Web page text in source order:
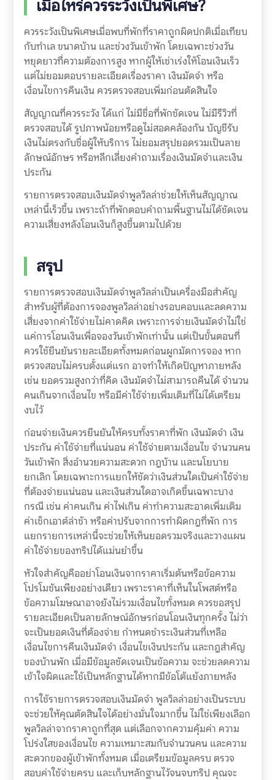
เมื่อไหร่ควรระวังเป็นพิเศษ?
ควรระวังเป็นพิเศษเมื่อพบที่พักที่ราคาถูกผิดปกติเมื่อเทียบ
กับทำเล ขนาดบ้าน และช่วงวันเข้าพัก โดยเฉพาะช่วงวัน
หยุดยาวที่ความต้องการสูง หากผู้ให้เช่าเร่งให้โอนเงินเร็ว
แต่ไม่ยอมตอบรายละเอียดเรื่องราคา เงินมัดจำ หรือ
เงื่อนไขการคืนเงิน ควรตรวจสอบเพิ่มก่อนตัดสินใจ
สัญญาณที่ควรระวัง ได้แก่ ไม่มีชื่อที่พักชัดเจน ไม่มีรีวิวที่
ตรวจสอบได้ รูปภาพน้อยหรือดูไม่สอดคล้องกัน บัญชีรับ
เงินไม่ตรงกับชื่อผู้ให้บริการ ไม่ยอมสรุปยอดรวมเป็นลาย
ลักษณ์อักษร หรือหลีกเลี่ยงคำถามเรื่องเงินมัดจำและเงิน
ประกัน
รายการตรวจสอบเงินมัดจำพูลวิลล่าช่วยให้เห็นสัญญาณ
เหล่านี้เร็วขึ้น เพราะถ้าที่พักตอบคำถามพื้นฐานไม่ได้ชัดเจน
ความเสี่ยงหลังโอนเงินก็สูงขึ้นตามไปด้วย
สรุป
รายการตรวจสอบเงินมัดจำพูลวิลล่าเป็นเครื่องมือสำคัญ
สำหรับผู้ที่ต้องการจองพูลวิลล่าอย่างรอบคอบและลดความ
เสี่ยงจากค่าใช้จ่ายไม่คาดคิด เพราะการจ่ายเงินมัดจำไม่ใช่
แค่การโอนเงินเพื่อจองวันเข้าพักเท่านั้น แต่เป็นขั้นตอนที่
ควรใช้ยืนยันรายละเอียดทั้งหมดก่อนผูกมัดการจอง หาก
ตรวจสอบไม่ครบตั้งแต่แรก อาจทำให้เกิดปัญหาภายหลัง
เช่น ยอดรวมสูงกว่าที่คิด เงินมัดจำไม่สามารถคืนได้ จำนวน
คนเกินจากเงื่อนไข หรือมีค่าใช้จ่ายเพิ่มเติมที่ไม่ได้เตรียม
งบไว้
ก่อนจ่ายเงินควรยืนยันให้ครบทั้งราคาที่พัก เงินมัดจำ เงิน
ประกัน ค่าใช้จ่ายที่แน่นอน ค่าใช้จ่ายตามเงื่อนไข จำนวนคน
วันเข้าพัก สิ่งอำนวยความสะดวก กฎบ้าน และนโยบาย
ยกเลิก โดยเฉพาะการแยกให้ชัดว่าเงินส่วนใดเป็นค่าใช้จ่าย
ที่ต้องจ่ายแน่นอน และเงินส่วนใดอาจเกิดขึ้นเฉพาะบาง
กรณี เช่น ค่าคนเกิน ค่าไฟเกิน ค่าทำความสะอาดเพิ่มเติม
ค่าเช็กเอาต์ล่าช้า หรือค่าปรับจากการทำผิดกฎที่พัก การ
แยกรายการเหล่านี้จะช่วยให้เห็นยอดรวมจริงและวางแผน
ค่าใช้จ่ายของทริปได้แม่นยำขึ้น
หัวใจสำคัญคืออย่าโอนเงินจากราคาเริ่มต้นหรือข้อความ
โปรโมชันเพียงอย่างเดียว เพราะราคาที่เห็นในโพสต์หรือ
ข้อความโฆษณาอาจยังไม่รวมเงื่อนไขทั้งหมด ควรขอสรุป
รายละเอียดเป็นลายลักษณ์อักษรก่อนโอนเงินทุกครั้ง ไม่ว่า
จะเป็นยอดเงินที่ต้องจ่าย กำหนดชำระเงินส่วนที่เหลือ
เงื่อนไขการคืนเงินมัดจำ เงื่อนไขเงินประกัน และกฎสำคัญ
ของบ้านพัก เมื่อมีข้อมูลชัดเจนเป็นข้อความ จะช่วยลดความ
เข้าใจผิดและใช้เป็นหลักฐานได้หากมีข้อโต้แย้งภายหลัง
การใช้รายการตรวจสอบเงินมัดจำ พูลวิลล่าอย่างเป็นระบบ
จะช่วยให้คุณตัดสินใจได้อย่างมั่นใจมากขึ้น ไม่ใช่เพียงเลือก
พูลวิลล่าจากราคาถูกที่สุด แต่เลือกจากความคุ้มค่า ความ
โปร่งใสของเงื่อนไข ความเหมาะสมกับจำนวนคน และความ
สะดวกของผู้เข้าพักทั้งหมด เมื่อเตรียมข้อมูลครบ ตรวจ
สอบค่าใช้จ่ายครบ และเก็บหลักฐานไว้จนจบทริป คุณจะ